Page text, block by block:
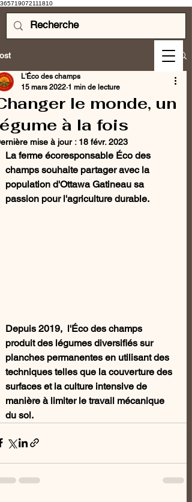
365719072111810
le monde, un
à la fois
L'Éco des champs
15 mars 2022 1 min de lecture
mise à jour : 18 févr. 2023
La ferme écoresponsable Éco des
champs souhaite partager avec la
population d'Ottawa Gatineau sa
passion pour l'agriculture durable.
Depuis 2019,  l'Éco des champs
produit des légumes diversifiés sur
planches permanentes en utilisant des
techniques telles que la couverture des
surfaces et la culture intensive de
manière à limiter le travail mécanique
du sol.